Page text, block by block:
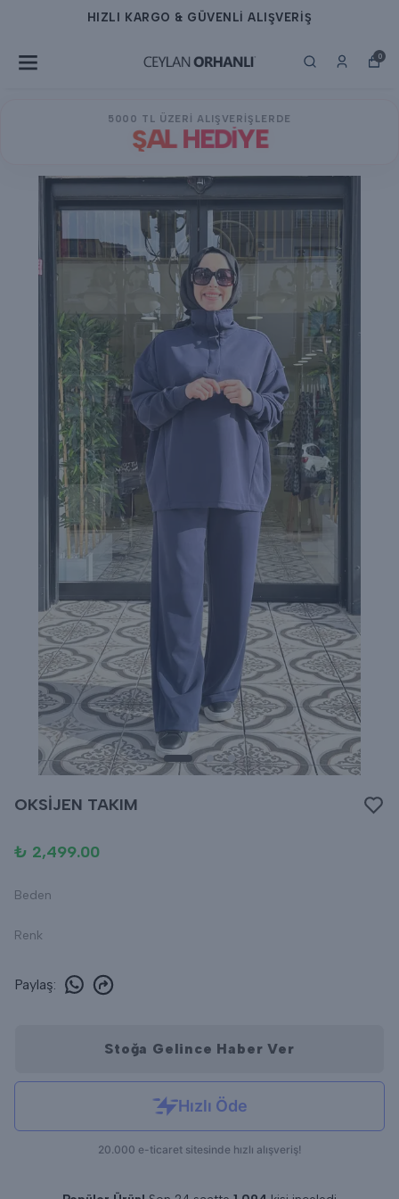
HIZLI KARGO & GÜVENLİ ALIŞVERİŞ
0
5000 TL ÜZERİ ALIŞVERİŞLERDE
ŞAL HEDİYE
OKSİJEN TAKIM
₺ 2,499.00
Beden
Renk
Paylaş:
Stoğa Gelince Haber Ver